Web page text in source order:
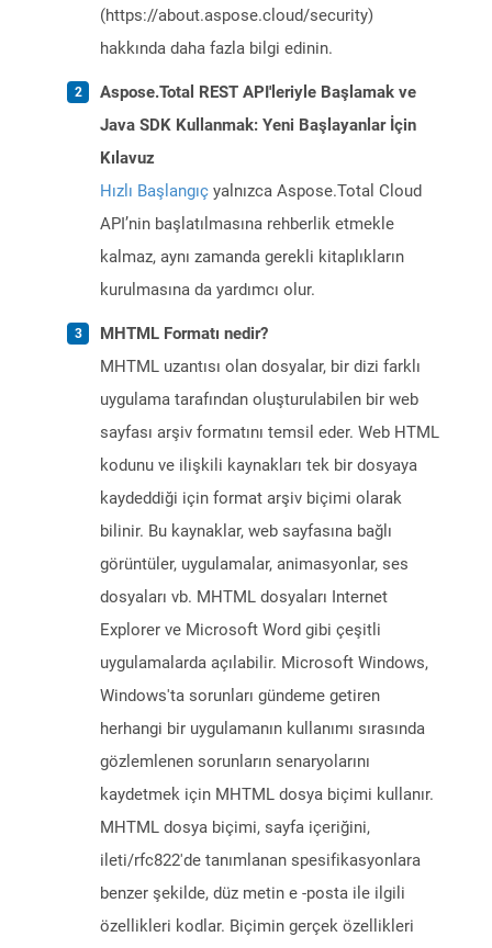
(https://about.aspose.cloud/security)
hakkında daha fazla bilgi edinin.
Aspose.Total REST API'leriyle Başlamak ve
Java SDK Kullanmak: Yeni Başlayanlar İçin
Kılavuz
Hızlı Başlangıç yalnızca Aspose.Total Cloud
API’nin başlatılmasına rehberlik etmekle
kalmaz, aynı zamanda gerekli kitaplıkların
kurulmasına da yardımcı olur.
MHTML Formatı nedir?
MHTML uzantısı olan dosyalar, bir dizi farklı
uygulama tarafından oluşturulabilen bir web
sayfası arşiv formatını temsil eder. Web HTML
kodunu ve ilişkili kaynakları tek bir dosyaya
kaydeddiği için format arşiv biçimi olarak
bilinir. Bu kaynaklar, web sayfasına bağlı
görüntüler, uygulamalar, animasyonlar, ses
dosyaları vb. MHTML dosyaları Internet
Explorer ve Microsoft Word gibi çeşitli
uygulamalarda açılabilir. Microsoft Windows,
Windows'ta sorunları gündeme getiren
herhangi bir uygulamanın kullanımı sırasında
gözlemlenen sorunların senaryolarını
kaydetmek için MHTML dosya biçimi kullanır.
MHTML dosya biçimi, sayfa içeriğini,
ileti/rfc822'de tanımlanan spesifikasyonlara
benzer şekilde, düz metin e -posta ile ilgili
özellikleri kodlar. Biçimin gerçek özellikleri